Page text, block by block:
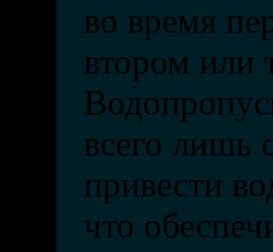
во время
втором или
всего лишь
привести
что